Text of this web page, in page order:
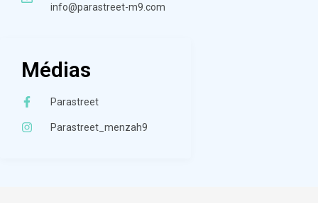
info@parastreet-m9.com
Médias
Parastreet
Parastreet_menzah9